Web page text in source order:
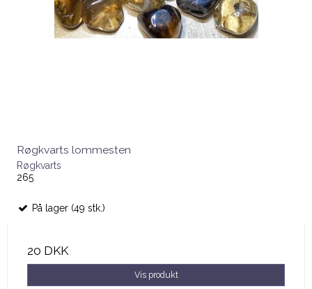
Røgkvarts lommesten
Røgkvarts
265
På lager (49 stk.)
20 DKK
Vis produkt